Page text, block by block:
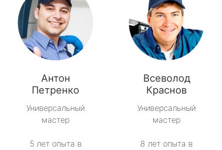
Антон
Петренко
Универсальный
мастер
5 лет опыта в
Всеволод
Краснов
Универсальный
мастер
8 лет опыта в